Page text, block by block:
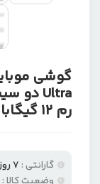
رم 12 گیگابایت – (بدون رجیستر)
گارانتی : 7 روز مهلت تست مستر موبایل